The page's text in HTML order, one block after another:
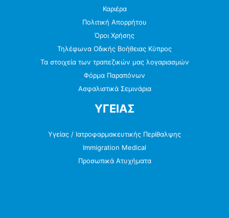
Καριέρα
Πολιτική Απορρήτου
Όροι Χρήσης
Τηλέφωνα Οδικής Βοήθειας Κύπρος
Τα στοιχεία των τραπεζικών μας λογαριασμών
Φόρμα Παραπόνων
Ασφαλιστικά Σεμινάρια
ΥΓΕΙΑΣ
Υγείας / Ιατροφαρμακευτικής Περίθαλψης
Immigration Medical
Προσωπικά Ατυχήματα